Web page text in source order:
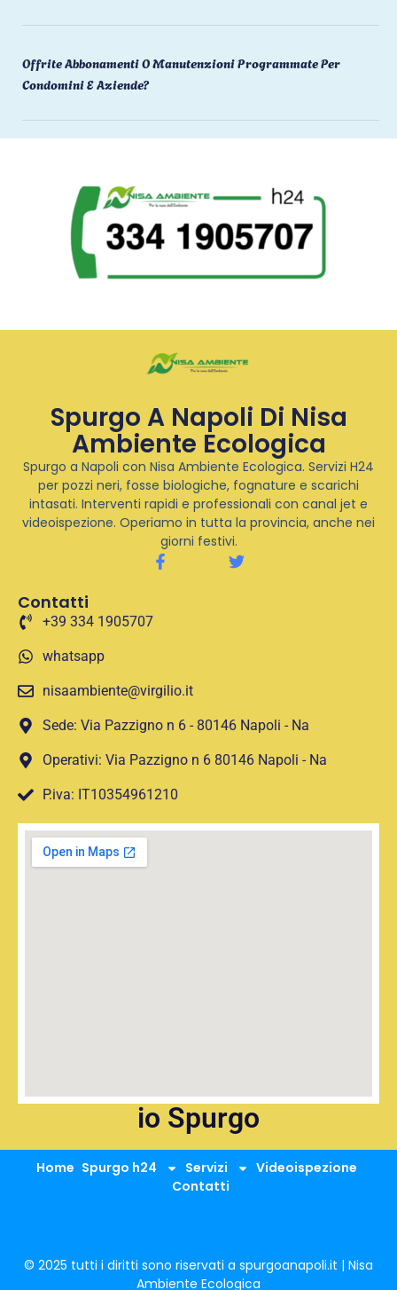
Offrite Abbonamenti O Manutenzioni Programmate Per
Condomini E Aziende?
Spurgo A Napoli Di Nisa
Ambiente Ecologica
Spurgo a Napoli con Nisa Ambiente Ecologica. Servizi H24
per pozzi neri, fosse biologiche, fognature e scarichi
intasati. Interventi rapidi e professionali con canal jet e
videoispezione. Operiamo in tutta la provincia, anche nei
giorni festivi.
Contatti
+39 334 1905707
whatsapp
nisaambiente@virgilio.it
Sede: Via Pazzigno n 6 - 80146 Napoli - Na
Operativi: Via Pazzigno n 6 80146 Napoli - Na
P.iva: IT10354961210
io Spurgo
Home Spurgo h24 Servizi
Videoispezione
Contatti
© 2025 tutti i diritti sono riservati a spurgoanapoli.it | Nisa
Ambiente Ecologica